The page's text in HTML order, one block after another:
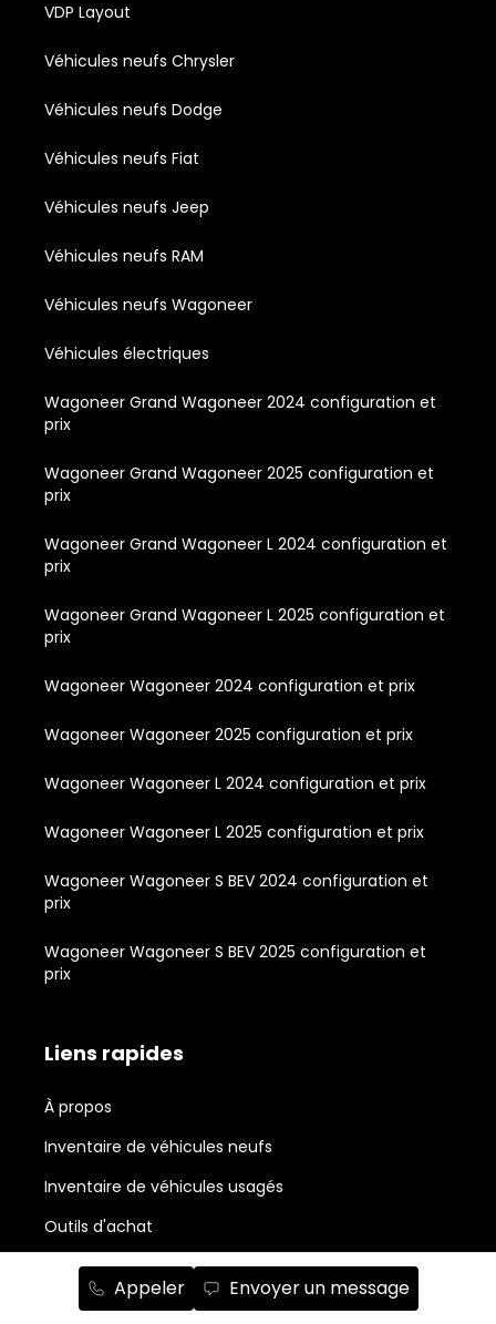
Appeler Envoyer un message
VDP Layout
Véhicules neufs Chrysler
Véhicules neufs Dodge
Véhicules neufs Fiat
Véhicules neufs Jeep
Véhicules neufs RAM
Véhicules neufs Wagoneer
Véhicules électriques
Wagoneer Grand Wagoneer 2024 configuration et
prix
Wagoneer Grand Wagoneer 2025 configuration et
prix
Wagoneer Grand Wagoneer L 2024 configuration et
prix
Wagoneer Grand Wagoneer L 2025 configuration et
prix
Wagoneer Wagoneer 2024 configuration et prix
Wagoneer Wagoneer 2025 configuration et prix
Wagoneer Wagoneer L 2024 configuration et prix
Wagoneer Wagoneer L 2025 configuration et prix
Wagoneer Wagoneer S BEV 2024 configuration et
prix
Wagoneer Wagoneer S BEV 2025 configuration et
prix
Liens rapides
À propos
Inventaire de véhicules neufs
Inventaire de véhicules usagés
Outils d'achat
Propriétaires
Nouvelles et actualité